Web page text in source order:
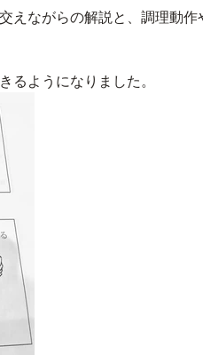
えながらの解説と、調理動
るようになりました。